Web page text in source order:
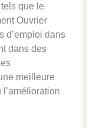
que le
Ouvrier
d’emploi dans
dans des
meilleure